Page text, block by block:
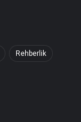
Rehberlik